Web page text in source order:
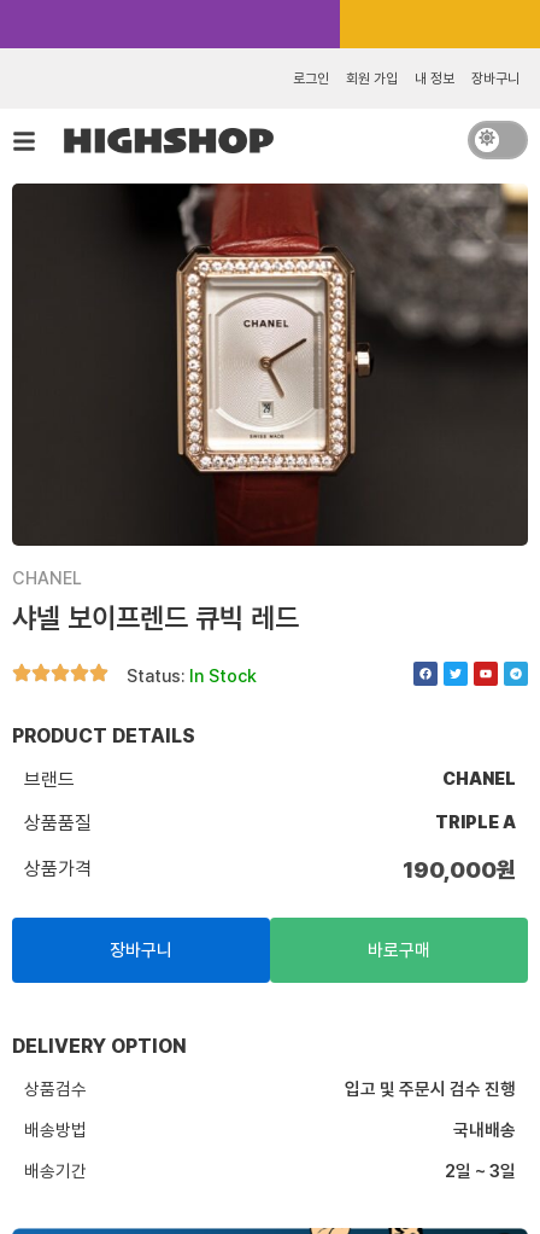
건
너
뛰
로그인 회원 가입 내 정보 장바구니
CHANEL
샤넬 보이프렌드 큐빅 레드
Status: In Stock
F
a
c
T
w
i
Y
o
u
T
e
l
PRODUCT DETAILS
브랜드
CHANEL
상품품질 TRIPLE A
상품가격 190,000원
장바구니 바로구매
DELIVERY OPTION
상품검수
입고 및 주문시 검수 진행
배송방법
국내배송
배송기간
2일 ~ 3일